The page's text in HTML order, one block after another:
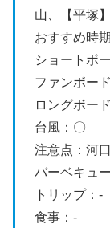
山、【平塚
おすすめ時
ショートボ
ファンボー
ロングボー
台風：〇
注意点：河
バーベキュ
トリップ：-
食事：-